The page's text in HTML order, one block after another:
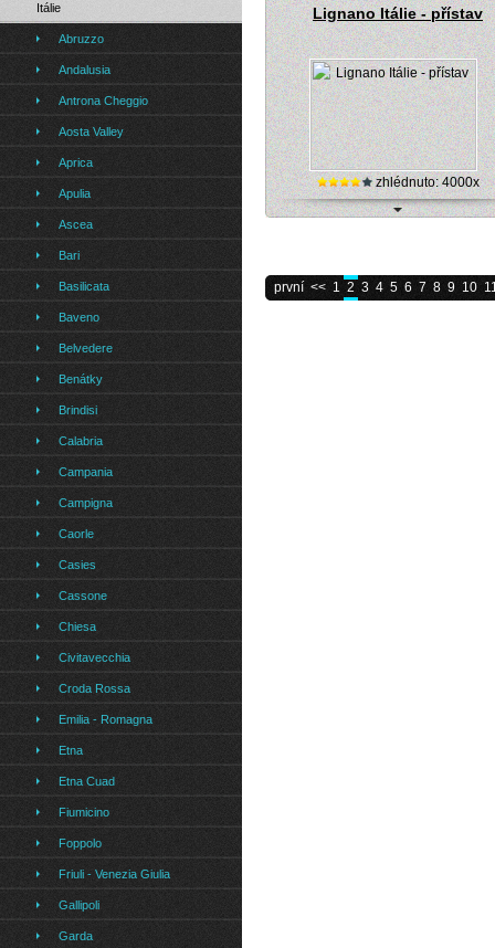
Lignano Itálie - přístav
zhlédnuto: 4000x
první << 1 2 3 4 5 6 7 8 9 10
Itálie
Abruzzo
Andalusia
Antrona Cheggio
Aosta Valley
Aprica
Apulia
Ascea
Bari
Basilicata
Baveno
Belvedere
Benátky
Brindisi
Calabria
Campania
Campigna
Caorle
Casies
Cassone
Chiesa
Civitavecchia
Croda Rossa
Emilia - Romagna
Etna
Etna Cuad
Fiumicino
Foppolo
Friuli - Venezia Giulia
Gallipoli
Garda